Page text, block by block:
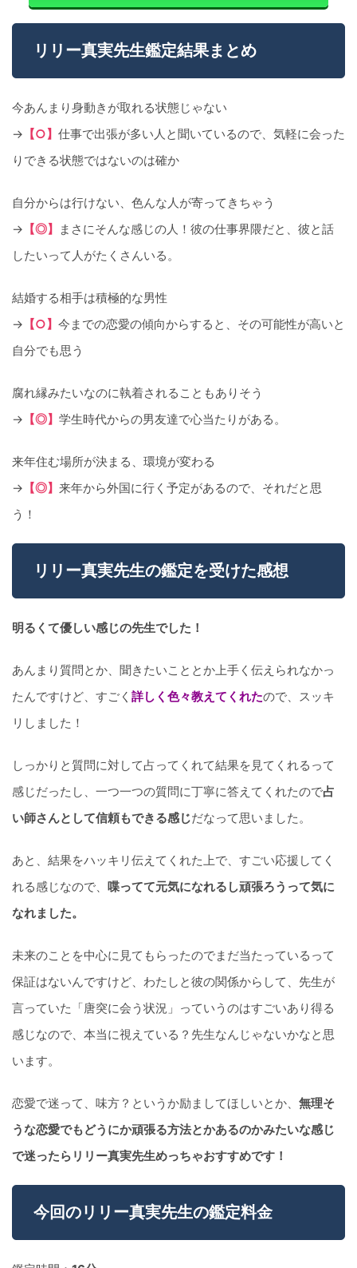
リリー真実先生鑑定結果まとめ
今あんまり身動きが取れる状態じゃない
→ 【○】 仕事で出張が多い人と聞いているので、気軽に会った
りできる状態ではないのは確か
自分からは行けない、色んな人が寄ってきちゃう
→ 【◎】
まさにそんな感じの人！彼の仕事界隈だと、彼と話
したいって人がたくさんいる。
結婚する相手は積極的な男性
→ 【○】 今までの恋愛の傾向からすると、その可能性が高いと
自分でも思う
腐れ縁みたいなのに執着されることもありそう
→ 【◎】 学生時代からの男友達で心当たりがある。
来年住む場所が決まる、環境が変わる
→ 【◎】 来年から外国に行く予定があるので、それだと思
う！
リリー真実先生の鑑定を受けた感想
明るくて優しい感じの先生でした！
あんまり質問とか、聞きたいこととか上手く伝えられなかっ
たんですけど、すごく 詳しく色々教えてくれたので、スッキ
リしました！
しっかりと質問に対して占ってくれて結果を見てくれるって
感じだったし、一つ一つの質問に丁寧に答えてくれたので占
い師さんとして信頼もできる感じだなって思いました。
あと、結果をハッキリ伝えてくれた上で、すごい応援してく
れる感じなので、 喋ってて元気になれるし頑張ろうって気に
なれました。
未来のことを中心に見てもらったのでまだ当たっているって
保証はないんですけど、わたしと彼の関係からして、先生が
言っていた「唐突に会う状況」っていうのはすごいあり得る
感じなので、本当に視えている？先生なんじゃないかなと思
います。
恋愛で迷って、味方？というか励ましてほしいとか、 無理そ
うな恋愛でもどうにか頑張る方法とかあるのかみたいな感じ
で迷ったらリリー真実先生めっちゃおすすめです！
今回のリリー真実先生の鑑定料金